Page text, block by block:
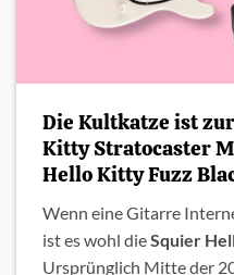
Die Kultkatze ist
Kitty Stratocaster
Hello Kitty Fuzz
Wenn eine Gitarre
ist es wohl dieSquier
Ursprünglich Mitte der